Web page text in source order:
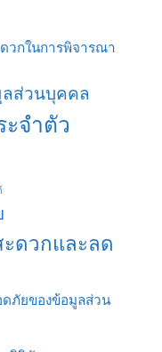
วกในการพิจารณา
ส่วนบุคคล
จำตัว
ดวกและลด
ภัยของข้อมูลส่วน